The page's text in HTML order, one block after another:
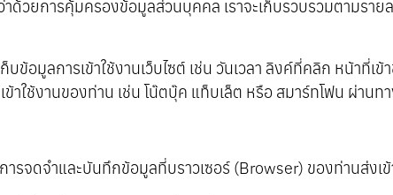
วยการคุ้มครองข้อมูลส่วนบุคคล เราจะเก็บรวบรวมตามราย
บข้อมูลการเข้าใช้งานเว็บไซต์ เช่น วันเวลา ลิงค์ที่คลิก หน้าที่เ
ใช้งานของท่าน เช่น โน๊ตบุ๊ค แท็บเล็ต หรือ สมาร์ทโฟน ผ่านทา
การจดจำและบันทึกข้อมูลที่บราวเซอร์ (Browser) ของท่านส่งเ